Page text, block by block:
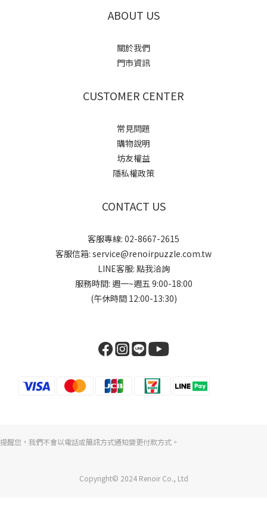
ABOUT US
關於我們
門市資訊
CUSTOMER CENTER
常見問題
購物說明
坊友權益
隱私權政策
CONTACT US
客服專線: 02-8667-2615
客服信箱: service@renoirpuzzle.com.tw
LINE客服: 點我洽詢
服務時間: 週一~週五 9:00-18:00
(午休時間 12:00-13:30)
提醒您，我們不會以電話或簡訊方式通知變更付款方式。
Copyright© 2024 Renoir Co., Ltd